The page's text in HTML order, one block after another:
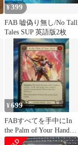
¥399
FAB 嘘偽り無し/No Tall
Tales SUP 英語版2枚
¥699
FABすべてを手中にIn
the Palm of Your Hand
SUP 英